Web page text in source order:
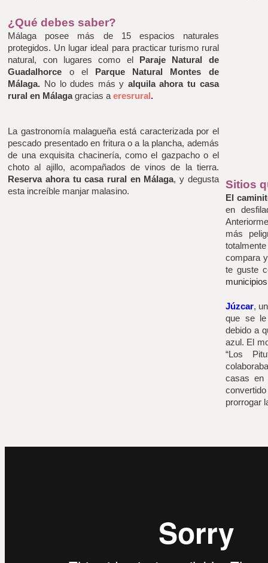
¿Qué debes saber?
Málaga posee más de 15 espacios naturales
protegidos. Un lugar ideal para practicar turismo rural
natural, con lugares como el
Paraje Natural de
Guadalhorce o el
Parque Natural Montes de
Málaga. No lo dudes más y alquila ahora tu casa
rural en Málaga gracias a eresrural .
La gastronomía malagueña está caracterizada por el
pescado presentado en fritura o a la plancha, además
de una exquisita chacinería, como el gazpacho o el
Reserva ahora tu casa rural en Málaga, y degusta
esta increíble manjar malasino.
Sitios
El
en
más
compara
te guste
Júzcar,
que se
debido a
azul. El
“Los
casas en
prorrogar